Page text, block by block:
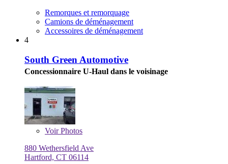
Remorques et remorquage
Camions de déménagement
Accessoires de déménagement
4
South Green Automotive
Concessionnaire U-Haul dans le voisinage
VoirPhotos
880 Wethersfield Ave
Hartford, CT 06114